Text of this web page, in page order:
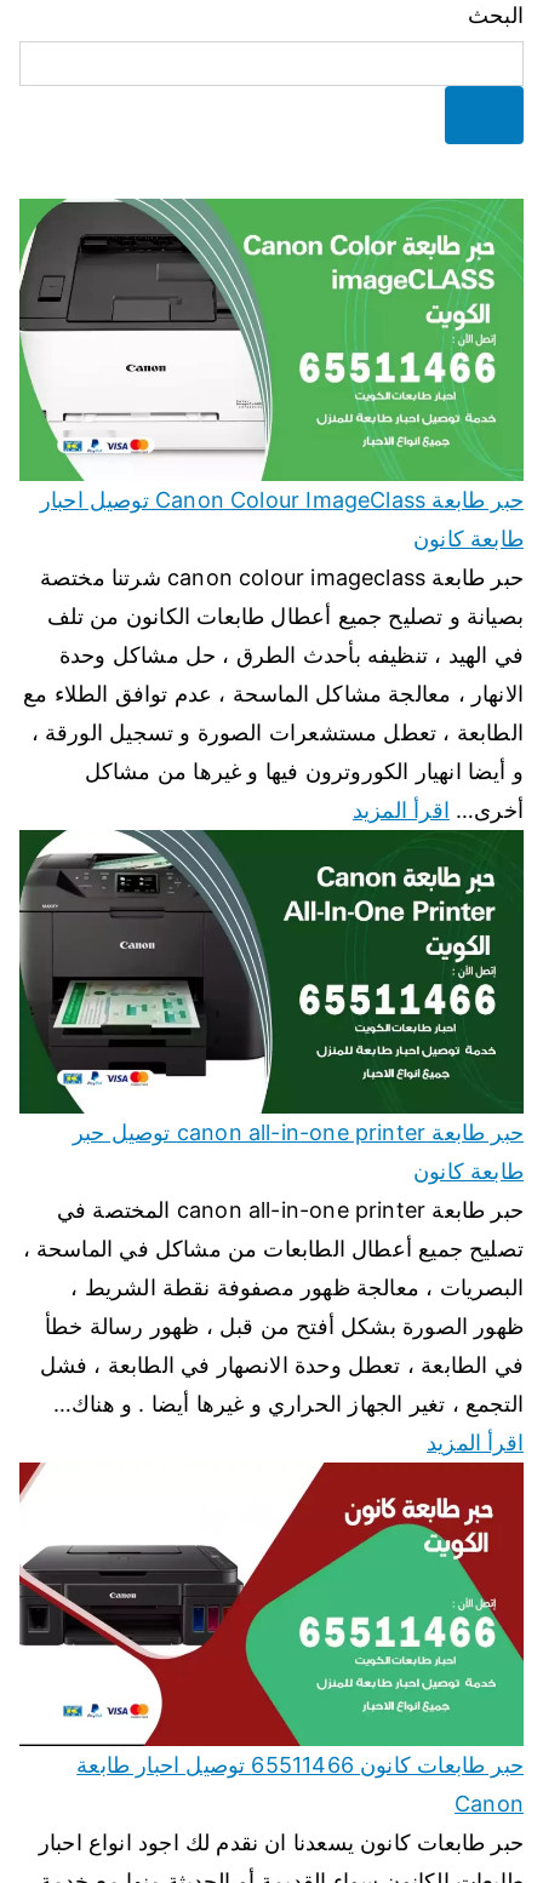
البحث
حبر طابعة Canon Colour ImageClass توصيل احبار
طابعة كانون
حبر طابعة canon colour imageclass شرتنا مختصة
بصيانة و تصليح جميع أعطال طابعات الكانون من تلف
في الهيد ، تنظيفه بأحدث الطرق ، حل مشاكل وحدة
الانهار ، معالجة مشاكل الماسحة ، عدم توافق الطلاء مع
الطابعة ، تعطل مستشعرات الصورة و تسجيل الورقة ،
و أيضا انهيار الكوروترون فيها و غيرها من مشاكل
أخرى… اقرأ المزيد
حبر طابعة canon all-in-one printer توصيل حبر
طابعة كانون
حبر طابعة canon all-in-one printer المختصة في
تصليح جميع أعطال الطابعات من مشاكل في الماسحة ،
البصريات ، معالجة ظهور مصفوفة نقطة الشريط ،
ظهور الصورة بشكل أفتح من قبل ، ظهور رسالة خطأ
في الطابعة ، تعطل وحدة الانصهار في الطابعة ، فشل
التجمع ، تغير الجهاز الحراري و غيرها أيضا . و هناك…
اقرأ المزيد
حبر طابعات كانون 65511466 توصيل احبار طابعة
Canon
حبر طابعات كانون يسعدنا ان نقدم لك اجود انواع احبار